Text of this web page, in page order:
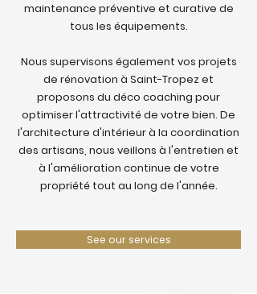
maintenance préventive et curative de
tous les équipements.
Nous supervisons également vos projets
de rénovation à Saint-Tropez et
proposons du déco coaching pour
optimiser l'attractivité de votre bien. De
l'architecture d'intérieur à la coordination
des artisans, nous veillons à l'entretien et
à l'amélioration continue de votre
propriété tout au long de l'année.
See our services